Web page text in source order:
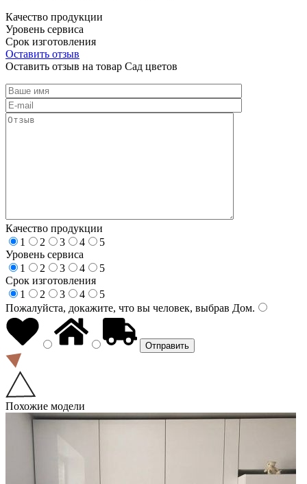
Качество продукции
Уровень сервиса
Срок изготовления
Оставить отзыв
Оставить отзыв на товар Сад цветов
Качество продукции
1
2 3 4
5
Уровень сервиса
1
2 3 4
5
Срок изготовления
1
2 3 4
5
Пожалуйста, докажите, что вы человек, выбрав Дом.
Похожие модели